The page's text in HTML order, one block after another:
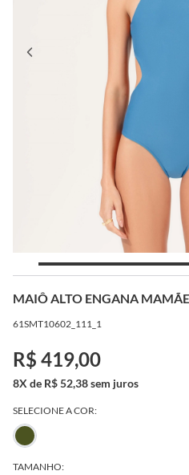
MAIÔ ALTO ENGANA
61SMT10602_111_1
R$ 419,00
8X de R$ 52,38 sem juros
SELECIONE A COR:
TAMANHO: